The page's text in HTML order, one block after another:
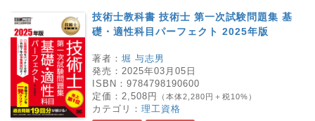
技術士教科書 技術士 第一次試験問題集 基
礎・適性科目パーフェクト 2025年版
著者： 堀 与志男
発売： 2025年03月05日
ISBN： 9784798190600
定価： 2,508円 （本体2,280円＋税10%）
カテゴリ： 理工資格